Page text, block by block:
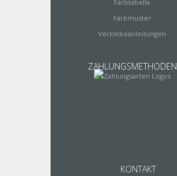
Farbtabelle
Farbmuster
Verklebeanleitungen
ZAHLUNGSMETHODEN
KONTAKT